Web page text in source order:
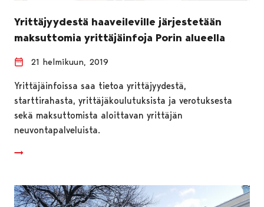
Yrittäjyydestä haaveileville järjestetään
maksuttomia yrittäjäinfoja Porin alueella
21 helmikuun, 2019
Yrittäjäinfoissa saa tietoa yrittäjyydestä,
starttirahasta, yrittäjäkoulutuksista ja verotuksesta
sekä maksuttomista aloittavan yrittäjän
neuvontapalveluista.